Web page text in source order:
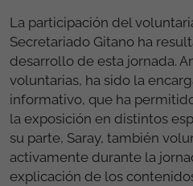
La participación del
Secretariado Gitano ha
desarrollo de esta jornada.
voluntarias, ha sido la
informativo, que ha
la exposición en distintos
su parte, Saray, también
activamente durante la
explicación de los